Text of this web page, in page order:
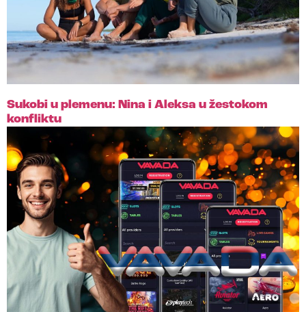
Sukobi u plemenu: Nina i Aleksa u žestokom
konfliktu